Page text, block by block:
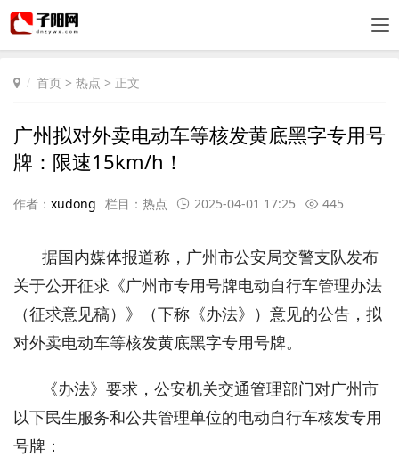
首页 > 热点 > 正文
广州拟对外卖电动车等核发黄底黑字专用号
牌：限速15km/h！
作者： xudong 栏目： 热点 2025-04-01 17:25 445
据国内媒体报道称，广州市公安局交警支队发布
关于公开征求《广州市专用号牌电动自行车管理办法
（征求意见稿）》（下称《办法》）意见的公告，拟
对外卖电动车等核发黄底黑字专用号牌。
《办法》要求，公安机关交通管理部门对广州市
以下民生服务和公共管理单位的电动自行车核发专用
号牌：